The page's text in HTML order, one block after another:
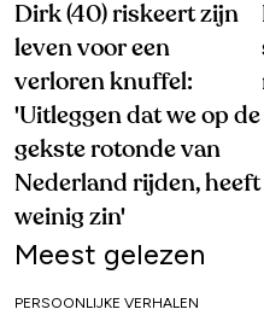
Dirk (40) riskeert zijn
leven voor een
verloren knuffel:
'Uitleggen dat we op de
gekste rotonde van
Nederland rijden, heeft
weinig zin'
Meest gelezen
PERSOONLIJKE VERHALEN